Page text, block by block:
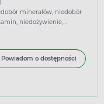
Standard, płyn, 1000 ml
minerałów, niedobór
niedożywienie,
Powiadom o dostępności